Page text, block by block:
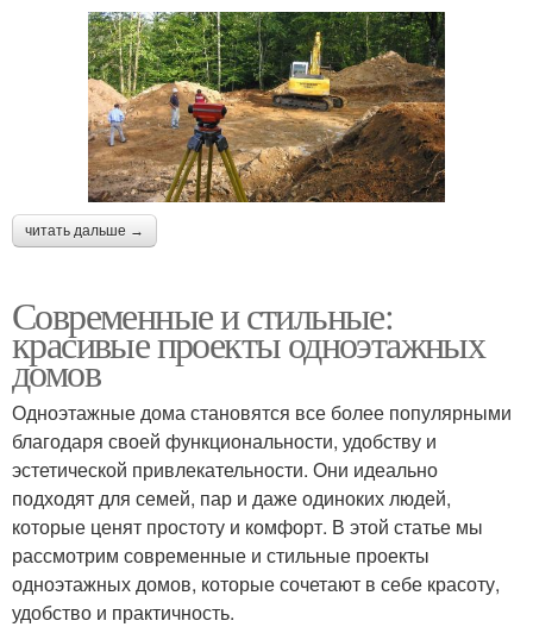
читать дальше →
Современные и стильные:
красивые проекты одноэтажных
домов
Одноэтажные дома становятся все более популярными
благодаря своей функциональности, удобству и
эстетической привлекательности. Они идеально
подходят для семей, пар и даже одиноких людей,
которые ценят простоту и комфорт. В этой статье мы
рассмотрим современные и стильные проекты
одноэтажных домов, которые сочетают в себе красоту,
удобство и практичность.